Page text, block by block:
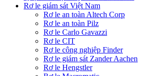
Rơ le giám sát Việt Nam
Rơ le an toàn Altech Corp
Rơ le an toàn Pilz
Rơ le Carlo Gavazzi
Rơ le CIT
Rơ le công nghiệp Finder
Rơ le giám sát Zander Aachen
Rơ le Hengstler